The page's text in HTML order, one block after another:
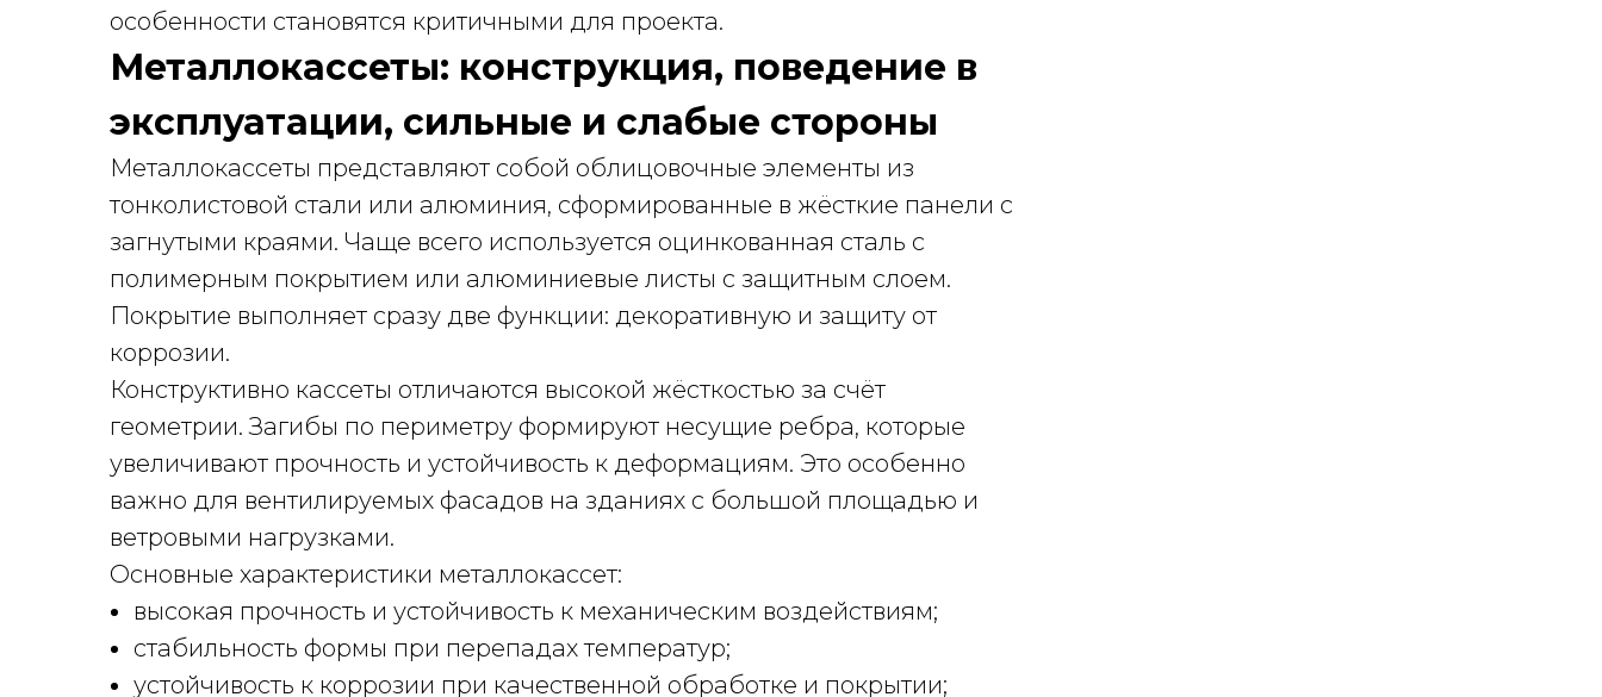
особенности становятся критичными для проекта.
Металлокассеты: конструкция, поведение в
эксплуатации, сильные и слабые стороны
Металлокассеты представляют собой облицовочные элементы из
тонколистовой стали или алюминия, сформированные в жёсткие панели с
загнутыми краями. Чаще всего используется оцинкованная сталь с
полимерным покрытием или алюминиевые листы с защитным слоем.
Покрытие выполняет сразу две функции: декоративную и защиту от
коррозии.
Конструктивно кассеты отличаются высокой жёсткостью за счёт
геометрии. Загибы по периметру формируют несущие ребра, которые
увеличивают прочность и устойчивость к деформациям. Это особенно
важно для вентилируемых фасадов на зданиях с большой площадью и
ветровыми нагрузками.
Основные характеристики металлокассет:
высокая прочность и устойчивость к механическим воздействиям;
стабильность формы при перепадах температур;
устойчивость к коррозии при качественной обработке и покрытии;